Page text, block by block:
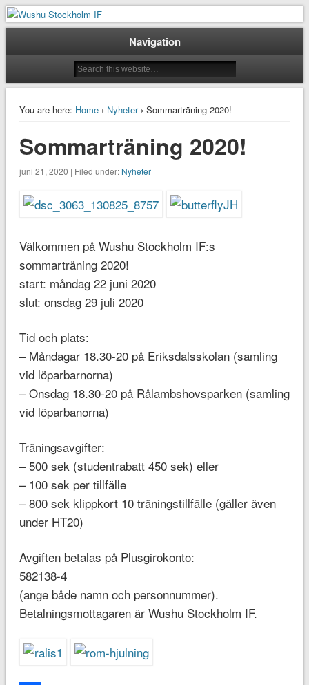
Wushu Stockholm IF
Taoluträning i Stockholm
Navigation
You are here: Home› Nyheter› Sommarträning 2020!
Sommarträning 2020!
juni 21, 2020 | Filed under: Nyheter
Välkommen på Wushu Stockholm IF:s
sommarträning 2020!
start: måndag 22 juni 2020
slut: onsdag 29 juli 2020
Tid och plats:
– Måndagar 18.30-20 på Eriksdalsskolan (samling
vid löparbarnorna)
– Onsdag 18.30-20 på Rålambshovsparken (samling
vid löparbanorna)
Träningsavgifter:
– 500 sek (studentrabatt 450 sek) eller
– 100 sek per tillfälle
– 800 sek klippkort 10 träningstillfälle (gäller även
under HT20)
Avgiften betalas på Plusgirokonto:
582138-4
(ange både namn och personnummer).
Betalningsmottagaren är Wushu Stockholm IF.